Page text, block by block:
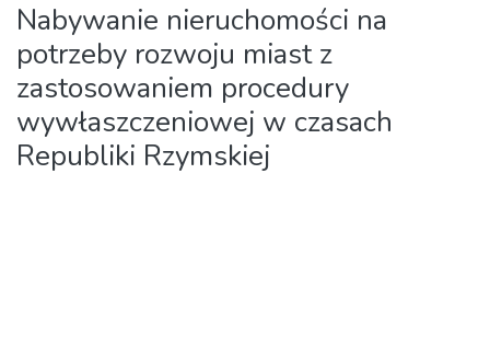
Nabywanie nieruchomości na
potrzeby rozwoju miast z
zastosowaniem procedury
wywłaszczeniowej w czasach
Republiki Rzymskiej